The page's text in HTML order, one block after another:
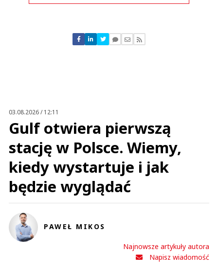
Nie znaleziono komentarzy
Zostaw swoje komentarze
03.08.2026 / 12:11
Gulf otwiera pierwszą
stację w Polsce. Wiemy,
kiedy wystartuje i jak
będzie wyglądać
PAWEŁ MIKOS
Najnowsze artykuły autora
Napisz wiadomość